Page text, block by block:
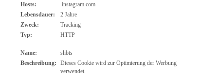
Hosts:
.instagram.com
Lebensdauer:
2 Jahre
Zweck:
Tracking
Typ:
HTTP
Name:
shbts
Beschreibung:
Dieses Cookie wird zur Optimierung der Werbung
verwendet.